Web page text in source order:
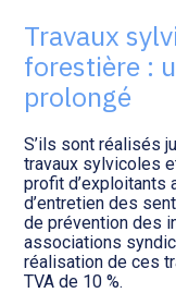
Travaux
forestière :
prolongé
S’ils sont réalisés
travaux sylvicoles
profit d’exploitants
d’entretien des
de prévention des
associations
réalisation de ces
TVA de 10 %.